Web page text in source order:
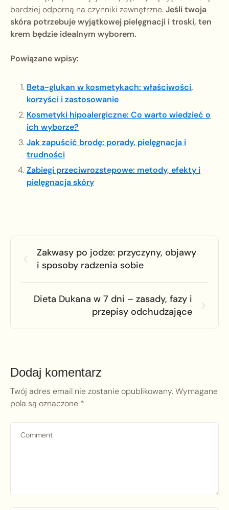
bardziej odporną na czynniki zewnętrzne.Jeśli twoja
skóra potrzebuje wyjątkowej pielęgnacji i troski, ten
krem będzie idealnym wyborem.
Powiązane wpisy:
Beta-glukan w kosmetykach: właściwości,
korzyści i zastosowanie
Kosmetyki hipoalergiczne: Co warto wiedzieć o
ich wyborze?
Jak zapuścić brodę: porady, pielęgnacja i
trudności
Zabiegi przeciwrozstępowe: metody, efekty i
pielęgnacja skóry
Zakwasy po jodze: przyczyny, objawy
i sposoby radzenia sobie
Dieta Dukana w 7 dni – zasady, fazy i
przepisy odchudzające
Dodaj komentarz
Twój adres email nie zostanie opublikowany.Wymagane
pola są oznaczone *